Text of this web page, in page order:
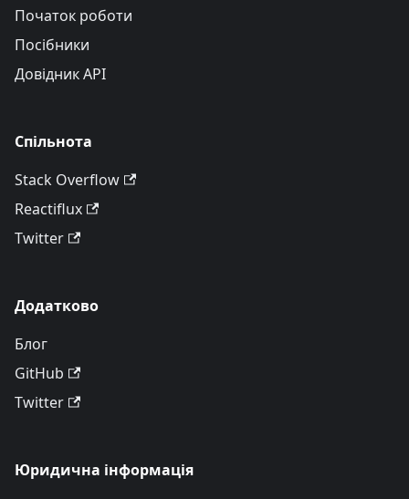
Початок роботи
Посібники
Довідник API
Спільнота
Stack Overflow
Reactiflux
Twitter
Додатково
Блог
GitHub
Twitter
Юридична інформація